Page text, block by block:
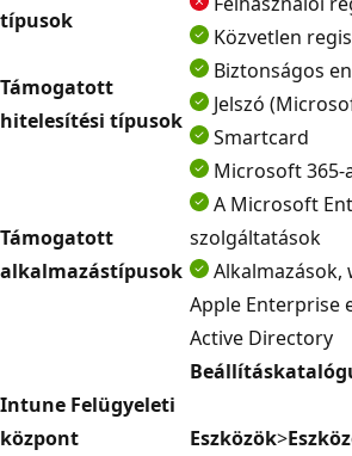
típusok
Közvetlen
Támogatott
hitelesítési típusok
Biztonságos
Jelszó
Smartcard
Támogatott
alkalmazástípusok
Microsoft 365-
A Microsoft
szolgáltatások
Alkalmazások,
Apple Enterprise
Active Directory
Intune Felügyeleti
központ
Eszközök>